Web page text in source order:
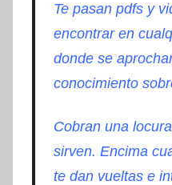
Te pasan pdfs y
encontrar en
donde se
conocimiento
Cobran una
sirven. Encima
te dan vueltas e